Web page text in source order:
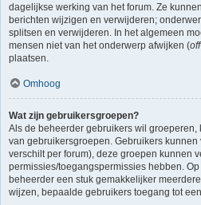
dagelijkse werking van het forum. Ze
berichten wijzigen en verwijderen;
splitsen en verwijderen. In het algemeen
mensen niet van het onderwerp afwijken (
plaatsen.
Omhoog
Wat zijn gebruikersgroepen?
Als de beheerder gebruikers wil groeperen,
van gebruikersgroepen. Gebruikers
verschilt per forum), deze groepen kunnen
permissies/toegangspermissies hebben.
beheerder een stuk gemakkelijker
wijzen, bepaalde gebruikers toegang tot